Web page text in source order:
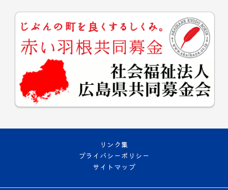
リンク集
プライバシーポリシー
サイトマップ